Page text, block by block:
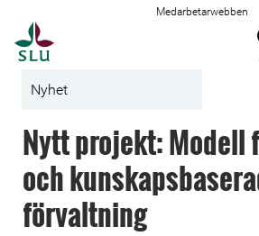
Medarbetarwebben
Nyhet
Nytt projekt: Modell
och
förvaltning